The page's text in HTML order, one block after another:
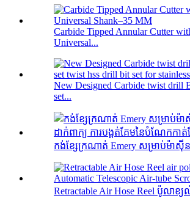
Carbide Tipped Annular Cutter
Universal...
New Designed Carbide twist drill
set...
កង់ខ្សែក្រណាត់ Emery សម្រាប់ម៉ាស៊ីន
Retractable Air Hose Reel ប៉ូលាខ្